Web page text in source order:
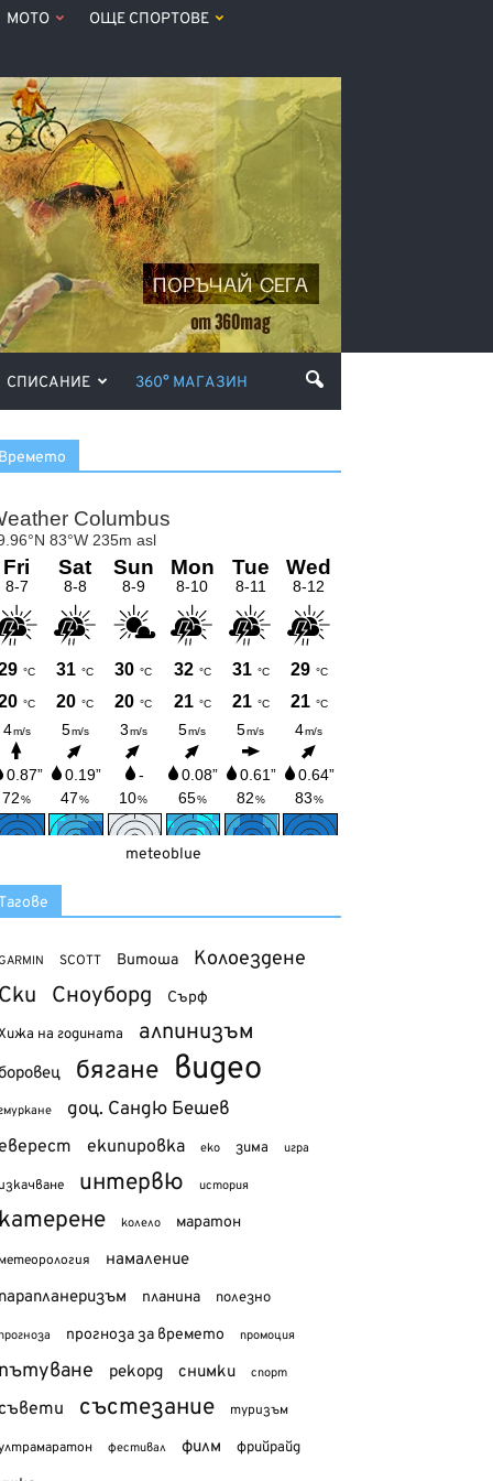
МОТО ОЩЕ СПОРТОВЕ
СПИСАНИЕ 360° МАГАЗИН
meteoblue
SCOTT Витоша Колоездене
Сноуборд Сърф
на годината алпинизъм
бягане видео
доц. Сандю Бешев
екипировка еко зима игра
интервю история
колело маратон
намаление
планина полезно
прогноза за времето промоция
рекорд снимки спорт
състезание туризъм
фестивал филм фрийрайд